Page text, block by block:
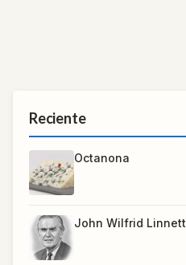
Reciente
Octanona
John Wilfrid Linnett